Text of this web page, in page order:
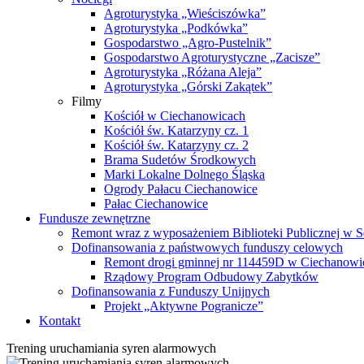
Agroturystyka „Wieściszówka”
Agroturystyka „Podkówka”
Gospodarstwo „Agro-Pustelnik”
Gospodarstwo Agroturystyczne „Zacisze”
Agroturystyka „Różana Aleja”
Agroturystyka „Górski Zakątek”
Filmy
Kościół w Ciechanowicach
Kościół św. Katarzyny cz. 1
Kościół św. Katarzyny cz. 2
Brama Sudetów Środkowych
Marki Lokalne Dolnego Śląska
Ogrody Pałacu Ciechanowice
Pałac Ciechanowice
Fundusze zewnętrzne
Remont wraz z wyposażeniem Biblioteki Publicznej w
Dofinansowania z państwowych funduszy celowych
Remont drogi gminnej nr 114459D w
Rządowy Program Odbudowy Zabytków
Dofinansowania z Funduszy Unijnych
Projekt „Aktywne Pogranicze”
Kontakt
Trening uruchamiania syren alarmowych